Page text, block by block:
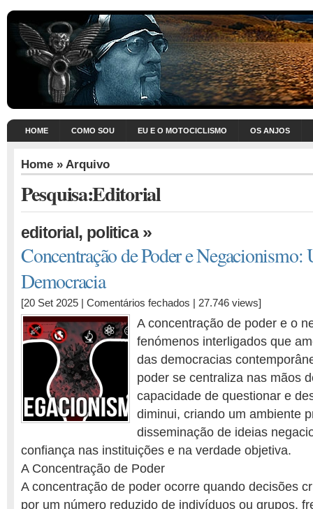
HOME COMO SOU EU E O MOTOCICLISMO OS ANJOS
Home » Arquivo
Pesquisa:Editorial
editorial, politica»
Concentração de Poder e Negacionismo:
Democracia
[20 Set 2025 | Comentários fechados em
de
Poder
e
Negacionismo:
à
Democracia
| 27.746 views]
A concentração de poder e o
fenómenos interligados que
das democracias
poder se centraliza nas mãos
capacidade de questionar e
diminui, criando um ambiente
disseminação de ideias
confiança nas instituições e na verdade objetiva.
A Concentração de Poder
A concentração de poder ocorre quando decisões
por um número reduzido de indivíduos ou grupos,